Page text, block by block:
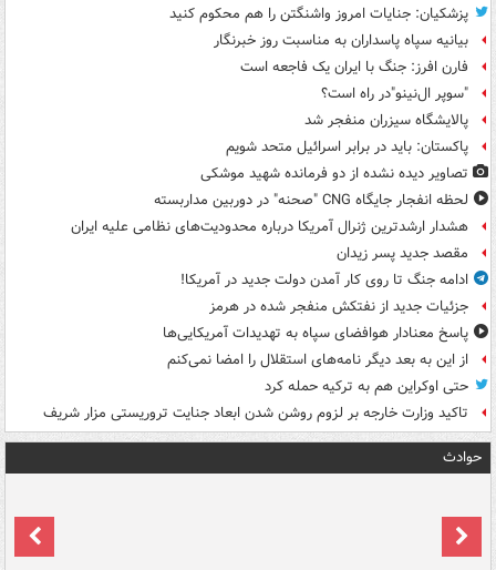
پزشکیان: جنایات امروز واشنگتن را هم محکوم کنید
بیانیه سپاه پاسداران به مناسبت روز خبرنگار
فارن افرز: جنگ با ایران یک فاجعه است
"سوپر ال‌نینو"در راه است؟
پالایشگاه سیزران منفجر شد
پاکستان: باید در برابر اسرائیل متحد شویم
تصاویر دیده‌ نشده از دو فرمانده شهید موشکی
لحظه انفجار جایگاه CNG "صحنه" در دوربین مداربسته
هشدار ارشدترین ژنرال آمریکا درباره محدودیت‌های نظامی علیه ایران
مقصد جدید پسر زیدان
ادامه جنگ تا روی کار آمدن دولت جدید در آمریکا!
جزئیات جدید از نفتکش منفجر شده در هرمز
پاسخ معنادار هوافضای سپاه به تهدیدات آمریکایی‌ها
از این به بعد دیگر نامه‌های استقلال را امضا نمی‌کنم
حتی اوکراین هم به ترکیه حمله کرد
تاکید وزارت خارجه بر لزوم روشن شدن ابعاد جنایت تروریستی مزار شریف
حوادث